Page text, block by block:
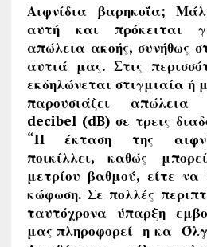
Αιφνίδια βαρηκοΐα;
αυτή και πρόκειται
απώλεια ακοής, συνήθως
αυτιά μας. Στις
εκδηλώνεται στιγμιαία ή
παρουσιάζει απώλεια
decibel (dB) σε τρεις
“Η έκταση της
ποικίλλει, καθώς
μετρίου βαθμού, είτε να
κώφωση. Σε πολλές
ταυτόχρονα ύπαρξη
μας πληροφορεί η κα